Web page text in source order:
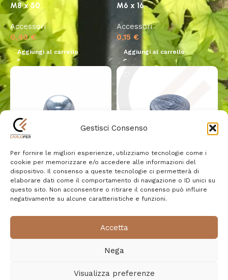
Gestisci Consenso
Per fornire le migliori esperienze, utilizziamo tecnologie come i
cookie per memorizzare e/o accedere alle informazioni del
dispositivo. Il consenso a queste tecnologie ci permetterà di
elaborare dati come il comportamento di navigazione o ID unici su
questo sito. Non acconsentire o ritirare il consenso può influire
negativamente su alcune caratteristiche e funzioni.
Accetta
Nega
Visualizza preferenze
M8 x 50
Accessori
0,40€
Aggiungi al carrello
M6 x 16
Accessori
0,15 €
Aggiungi al carrello
Dado cieco zincato M10
Accessori
0,25€
Aggiungi al carrello
Copipilastro plastica nero
tondo diametro 20
Accessori
0,25€
Aggiungi al carrello
Arreda il tuo giardino
CarloFer | Powered by MADL.